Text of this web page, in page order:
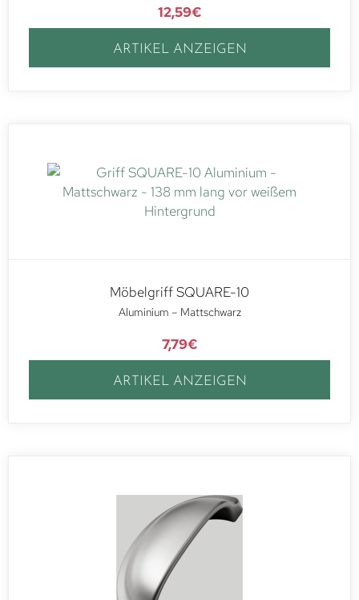
12,59€
ARTIKEL ANZEIGEN
Möbelgriff SQUARE-10
Aluminium – Mattschwarz
7,79€
ARTIKEL ANZEIGEN